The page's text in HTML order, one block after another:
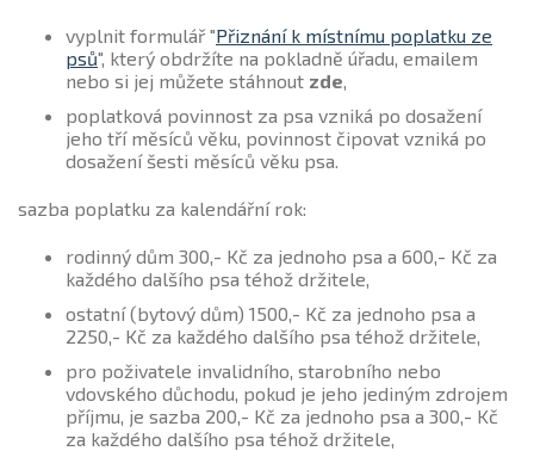
vyplnit formulář "Přiznání k místnímu poplatku ze
psů", který obdržíte na pokladně úřadu, emailem
nebo si jej můžete stáhnout zde,
poplatková povinnost za psa vzniká po dosažení
jeho tří měsíců věku, povinnost čipovat vzniká po
dosažení šesti měsíců věku psa.
sazba poplatku za kalendářní rok:
rodinný dům 300,- Kč za jednoho psa a 600,- Kč za
každého dalšího psa téhož držitele,
ostatní (bytový dům) 1500,- Kč za jednoho psa a
2250,- Kč za každého dalšího psa téhož držitele,
pro poživatele invalidního, starobního nebo
vdovského důchodu, pokud je jeho jediným zdrojem
příjmu, je sazba 200,- Kč za jednoho psa a 300,- Kč
za každého dalšího psa téhož držitele,